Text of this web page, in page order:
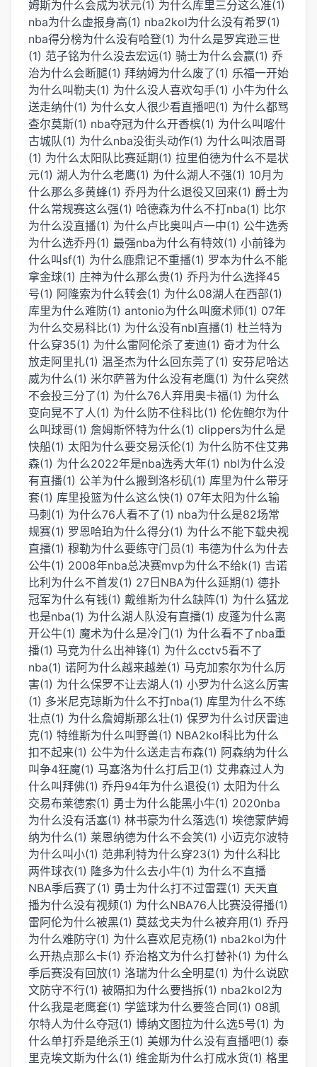
姆斯为什么会成为状元(1) 为什么库里三分这么准(1)
nba为什么虚报身高(1) nba2kol为什么没有希罗(1)
nba得分榜为什么没有哈登(1) 为什么是罗宾逊三世
(1) 范子铭为什么没去宏远(1) 骑士为什么会赢(1) 乔
治为什么会断腿(1) 拜纳姆为什么废了(1) 乐福一开始
为什么叫勒夫(1) 为什么没人喜欢勾手(1) 小牛为什么
送走纳什(1) 为什么女人很少看直播吧(1) 为什么都骂
查尔莫斯(1) nba夺冠为什么开香槟(1) 为什么叫喀什
古城队(1) 为什么nba没街头动作(1) 为什么叫浓眉哥
(1) 为什么太阳队比赛延期(1) 拉里伯德为什么不是状
元(1) 湖人为什么老鹰(1) 为什么湖人不强(1) 10月为
什么那么多黄蜂(1) 乔丹为什么退役又回来(1) 爵士为
什么常规赛这么强(1) 哈德森为什么不打nba(1) 比尔
为什么没直播(1) 为什么卢比奥叫卢一中(1) 公牛选秀
为什么选乔丹(1) 最强nba为什么有特效(1) 小前锋为
什么叫sf(1) 为什么鹿鼎记不重播(1) 罗本为什么不能
拿金球(1) 庄神为什么那么贵(1) 乔丹为什么选择45
号(1) 阿隆索为什么转会(1) 为什么08湖人在西部(1)
库里为什么难防(1) antonio为什么叫魔术师(1) 07年
为什么交易科比(1) 为什么没有nbl直播(1) 杜兰特为
什么穿35(1) 为什么雷阿伦杀了麦迪(1) 奇才为什么
放走阿里扎(1) 温圣杰为什么回东莞了(1) 安芬尼哈达
威为什么(1) 米尔萨普为什么没有老鹰(1) 为什么突然
不会投三分了(1) 为什么76人弃用奥卡福(1) 为什么
变向晃不了人(1) 为什么防不住科比(1) 伦佐鲍尔为什
么叫球哥(1) 詹姆斯怀特为什么(1) clippers为什么是
快船(1) 太阳为什么要交易沃伦(1) 为什么防不住艾弗
森(1) 为什么2022年是nba选秀大年(1) nbl为什么没
有直播(1) 公羊为什么搬到洛杉矶(1) 库里为什么带牙
套(1) 库里投篮为什么这么快(1) 07年太阳为什么输
马刺(1) 为什么76人看不了(1) nba为什么是82场常
规赛(1) 罗恩哈珀为什么得分(1) 为什么不能下载央视
直播(1) 穆勒为什么要练守门员(1) 韦德为什么为什去
公牛(1) 2008年nba总决赛mvp为什么不给k(1) 吉诺
比利为什么不首发(1) 27日NBA为什么延期(1) 德扑
冠军为什么有钱(1) 戴维斯为什么缺阵(1) 为什么猛龙
也是nba(1) 为什么湖人队没有直播(1) 皮蓬为什么离
开公牛(1) 魔术为什么是冷门(1) 为什么看不了nba重
播(1) 马竞为什么出神锋(1) 为什么cctv5看不了
nba(1) 诺阿为什么越来越差(1) 马克加索尔为什么厉
害(1) 为什么保罗不让去湖人(1) 小罗为什么这么厉害
(1) 多米尼克琼斯为什么不打nba(1) 库里为什么不练
壮点(1) 为什么詹姆斯那么壮(1) 保罗为什么讨厌雷迪
克(1) 特维斯为什么叫野兽(1) NBA2kol科比为什么
扣不起来(1) 公牛为什么送走吉布森(1) 阿森纳为什么
叫争4狂魔(1) 马塞洛为什么打后卫(1) 艾弗森过人为
什么叫拜佛(1) 乔丹94年为什么退役(1) 太阳为什么
交易布莱德索(1) 勇士为什么能黑小牛(1) 2020nba
为什么没有活塞(1) 林书豪为什么落选(1) 埃德蒙萨姆
纳为什么(1) 莱恩纳德为什么不会笑(1) 小迈克尔波特
为什么叫小(1) 范弗利特为什么穿23(1) 为什么科比
两件球衣(1) 隆多为什么去小牛(1) 为什么不直播
NBA季后赛了(1) 勇士为什么打不过雷霆(1) 天天直
播为什么没有视频(1) 为什么NBA76人比赛没得播(1)
雷阿伦为什么被黑(1) 莫兹戈夫为什么被弃用(1) 乔丹
为什么难防守(1) 为什么喜欢尼克杨(1) nba2kol为什
么开热点那么卡(1) 乔治格文为什么打替补(1) 为什么
季后赛没有回放(1) 洛瑞为什么全明星(1) 为什么说欧
文防守不行(1) 被隔扣为什么要挡拆(1) nba2kol2为
什么我是老鹰套(1) 学篮球为什么要签合同(1) 08凯
尔特人为什么夺冠(1) 博纳文图拉为什么选5号(1) 为
什么单打乔是绝杀王(1) 美娜为什么没有直播吧(1) 泰
里克埃文斯为什么(1) 维金斯为什么打成水货(1) 格里